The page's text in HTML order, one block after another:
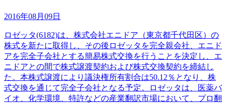
2016年08月09日
ロゼッタ(6182)は、株式会社エニドア（東京都千代田区）の
株式を新たに取得し、その後ロゼッタを完全親会社、エニド
アを完全子会社とする簡易株式交換を行うことを決定し、エ
ニドアとの間で株式譲渡契約および株式交換契約を締結し
た。本株式譲渡により議決権所有割合は50.12％となり、株
式交換を通じて完全子会社となる予定。ロゼッタは、医薬バ
イオ、化学環境、特許などの産業翻訳市場において、プロ翻